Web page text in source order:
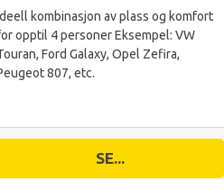
kombinasjon av plass og komfort
opptil 4 personer Eksempel: VW
Ford Galaxy, Opel Zefira,
807, etc.
SE...